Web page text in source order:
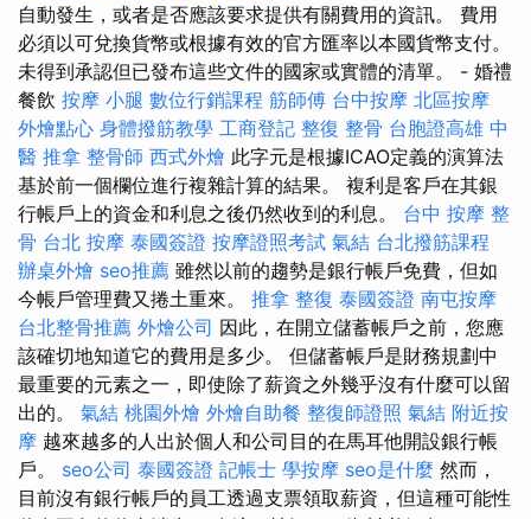
自動發生，或者是否應該要求提供有關費用的資訊。 費用
必須以可兌換貨幣或根據有效的官方匯率以本國貨幣支付。
未得到承認但已發布這些文件的國家或實體的清單。 - 婚禮
餐飲 按摩 小腿 數位行銷課程 筋師傅 台中按摩 北區按摩
外燴點心 身體撥筋教學 工商登記 整復 整骨 台胞證高雄 中
醫 推拿 整骨師 西式外燴 此字元是根據ICAO定義的演算法
基於前一個欄位進行複雜計算的結果。 複利是客戶在其銀
行帳戶上的資金和利息之後仍然收到的利息。 台中 按摩 整
骨 台北 按摩 泰國簽證 按摩證照考試 氣結 台北撥筋課程
辦桌外燴 seo推薦 雖然以前的趨勢是銀行帳戶免費，但如
今帳戶管理費又捲土重來。 推拿 整復 泰國簽證 南屯按摩
台北整骨推薦 外燴公司 因此，在開立儲蓄帳戶之前，您應
該確切地知道它的費用是多少。 但儲蓄帳戶是財務規劃中
最重要的元素之一，即使除了薪資之外幾乎沒有什麼可以留
出的。 氣結 桃園外燴 外燴自助餐 整復師證照 氣結 附近按
摩 越來越多的人出於個人和公司目的在馬耳他開設銀行帳
戶。 seo公司 泰國簽證 記帳士 學按摩 seo是什麼 然而，
目前沒有銀行帳戶的員工透過支票領取薪資，但這種可能性